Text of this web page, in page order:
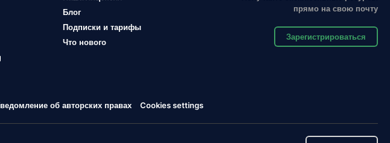
Блог
Подписки и тарифы
Что нового
прямо на свою почту
Зарегистрироваться
об авторских правах Cookies settings